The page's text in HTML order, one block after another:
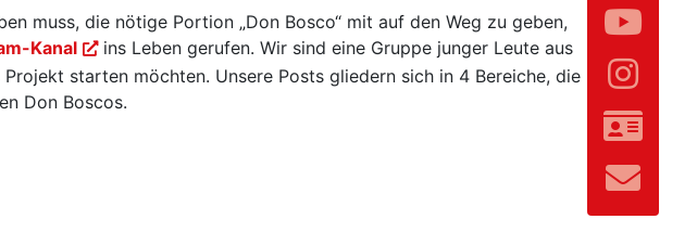
muss, die nötige Portion „Don Bosco“ mit auf den Weg zu geben,
Kanal
ins Leben gerufen. Wir sind eine Gruppe junger Leute aus
starten möchten. Unsere Posts gliedern sich in 4 Bereiche, die
Don Boscos.